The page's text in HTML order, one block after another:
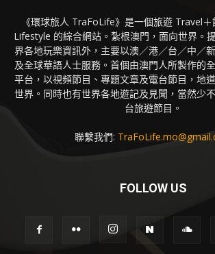
《環球旅人 TraFoLife》是一個旅遊 Travel
Lifestyle 的綜合網站。紮根澳門，面向世界。
界各地玩樂資訊外，主要以澳／港／台／中／
及全球華語人士服務。首個由澳門人所製作的
平台，以視頻節目、專題文章及電台節目，地
世界。同時也有世界各地遊記及見聞，當然少
台旅遊節目。
聯繫我們:
FOLLOW US